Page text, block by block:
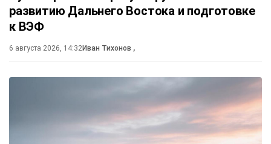
развитию Дальнего Востока и подготовке
к ВЭФ
6 августа 2026, 14:32Иван Тихонов ,